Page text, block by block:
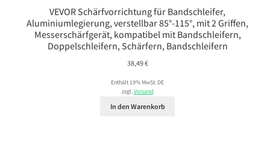
VEVOR Schärfvorrichtung für Bandschleifer,
Aluminiumlegierung, verstellbar 85°-115°, mit 2 Griffen,
Messerschärfgerät, kompatibel mit Bandschleifern,
Doppelschleifern, Schärfern, Bandschleifern
38,49€
Enthält 19% MwSt. DE
zzgl.Versand
In den Warenkorb